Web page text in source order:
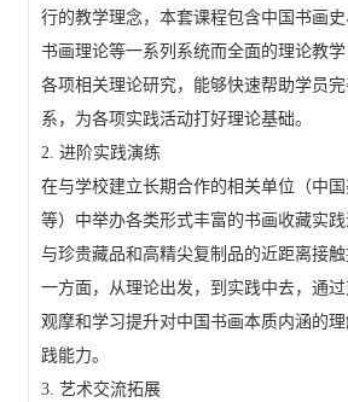
行的教学理念，本套课程包含中国书画史
书画理论等一系列系统而全面的理论教
各项相关理论研究，能够快速帮助学员
系，为各项实践活动打好理论基础。
2. 进阶实践演练
在与学校建立长期合作的相关单位（中
等）中举办各类形式丰富的书画收藏实
与珍贵藏品和高精尖复制品的近距离接
一方面，从理论出发，到实践中去，通
观摩和学习提升对中国书画本质内涵的
践能力。
3. 艺术交流拓展